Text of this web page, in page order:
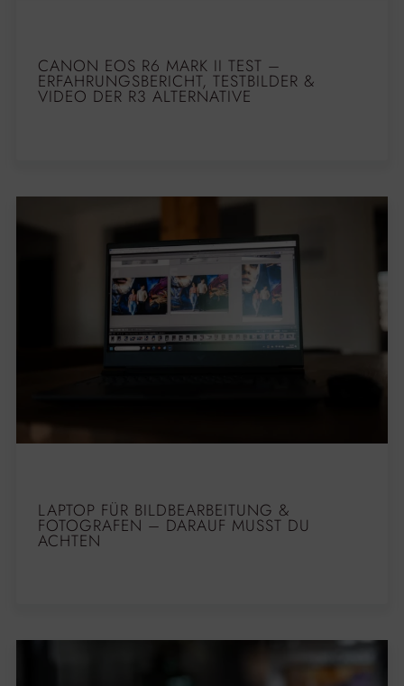
CANON EOS R6 MARK II TEST –
ERFAHRUNGSBERICHT, TESTBILDER &
VIDEO DER R3 ALTERNATIVE
LAPTOP FÜR BILDBEARBEITUNG &
FOTOGRAFEN – DARAUF MUSST DU
ACHTEN